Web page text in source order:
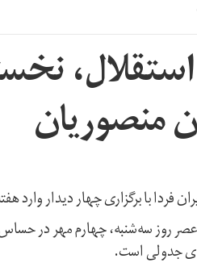
منصوریان
فردا با برگزاری چهار دیدار
عصر روز سه‌شنبه، چهارم مهر در
جدولی است.